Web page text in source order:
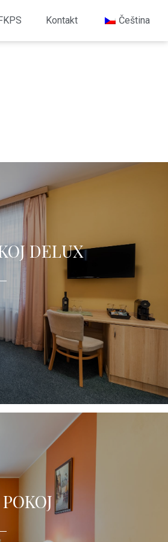
Kontakt Čeština
DELUX
vybavený klimatizací a vlastní
a vlastní koupelnou.